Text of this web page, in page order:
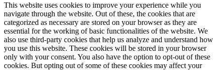
This website uses cookies to improve your experience while you
navigate through the website. Out of these, the cookies that are
categorized as necessary are stored on your browser as they are
essential for the working of basic functionalities of the website. We
also use third-party cookies that help us analyze and understand how
you use this website. These cookies will be stored in your browser
only with your consent. You also have the option to opt-out of these
cookies. But opting out of some of these cookies may affect your